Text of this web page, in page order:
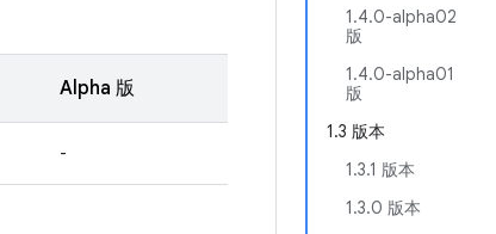
1.4.0-alpha02
版
1.4.0-alpha01
版
1.3 版本
1.3.1 版本
1.3.0 版本
Alpha 版
-